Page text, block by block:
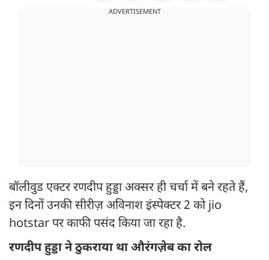
ADVERTISEMENT
बॉलीवुड एक्टर रणदीप हुड्डा अक्सर ही चर्चा में बने रहते हैं,
इन दिनों उनकी सीरीज़ अविनाश इंस्पेक्टर 2 को jio
hotstar पर काफी पसंद किया जा रहा है.
रणदीप हुड्डा ने ठुकराया था औरंगज़ेब का रोल